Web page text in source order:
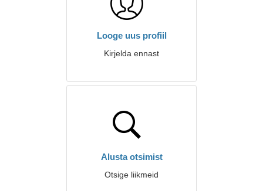
Looge uus profiil
Kirjelda ennast
Alusta otsimist
Otsige liikmeid